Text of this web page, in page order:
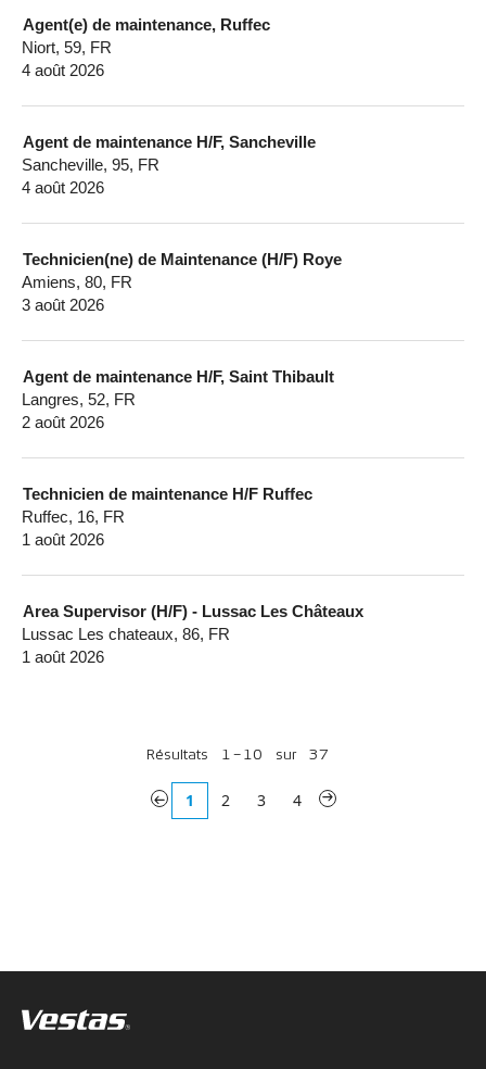
Agent(e) de maintenance, Ruffec
Niort, 59, FR
4 août 2026
Agent de maintenance H/F, Sancheville
Sancheville, 95, FR
4 août 2026
Technicien(ne) de Maintenance (H/F) Roye
Amiens, 80, FR
3 août 2026
Agent de maintenance H/F, Saint Thibault
Langres, 52, FR
2 août 2026
Technicien de maintenance H/F Ruffec
Ruffec, 16, FR
1 août 2026
Area Supervisor (H/F) - Lussac Les Châteaux
Lussac Les chateaux, 86, FR
1 août 2026
Résultats 1 – 10 sur 37
« 1 2 3 4 »